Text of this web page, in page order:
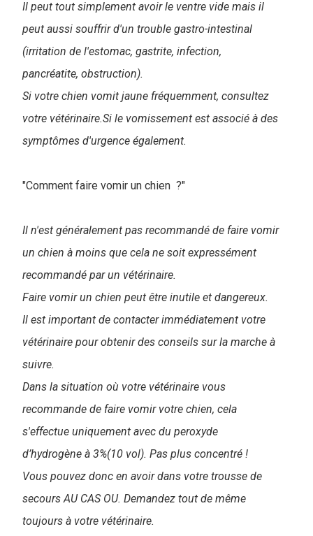
Il peut tout simplement avoir le ventre vide mais il
peut aussi souffrir d'un trouble gastro-intestinal
(irritation de l'estomac, gastrite, infection,
pancréatite, obstruction).
Si votre chien vomit jaune fréquemment, consultez
votre vétérinaire.Si le vomissement est associé à des
symptômes d'urgence également.
"Comment faire vomir un chien ?"
Il n'est généralement pas recommandé de faire vomir
un chien à moins que cela ne soit expressément
recommandé par un vétérinaire.
Faire vomir un chien peut être inutile et dangereux.
Il est important de contacter immédiatement votre
vétérinaire pour obtenir des conseils sur la marche à
suivre.
Dans la situation où votre vétérinaire vous
recommande de faire vomir votre chien, cela
s'effectue uniquement avec du peroxyde
d’hydrogène à 3%(10 vol). Pas plus concentré !
Vous pouvez donc en avoir dans votre trousse de
secours AU CAS OU. Demandez tout de même
toujours à votre vétérinaire.